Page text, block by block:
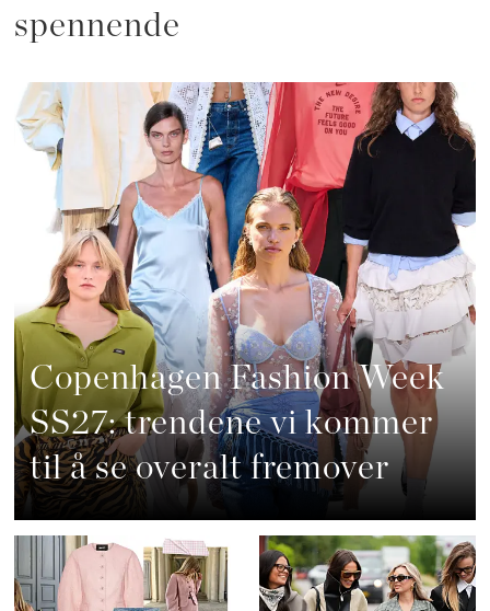
spennende
Copenhagen Fashion Week
SS27: trendene vi kommer
til å se overalt fremover